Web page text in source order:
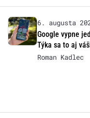
6. augusta
Google vypne
Týka sa to aj
Roman Kadlec